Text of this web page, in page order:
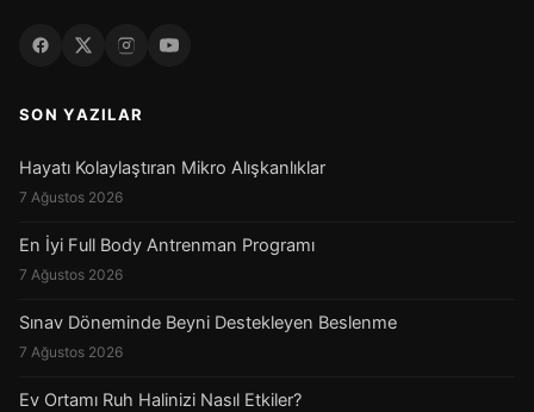
SON YAZILAR
Hayatı Kolaylaştıran Mikro Alışkanlıklar
7 Ağustos 2026
En İyi Full Body Antrenman Programı
7 Ağustos 2026
Sınav Döneminde Beyni Destekleyen Beslenme
7 Ağustos 2026
Ev Ortamı Ruh Halinizi Nasıl Etkiler?